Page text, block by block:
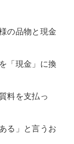
の品物と現金
「現金」に換
料を支払っ
る」と言うお